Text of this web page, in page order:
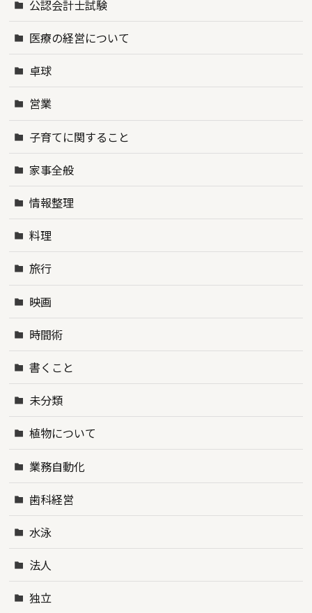
公認会計士試験
医療の経営について
卓球
営業
子育てに関すること
家事全般
情報整理
料理
旅行
映画
時間術
書くこと
未分類
植物について
業務自動化
歯科経営
水泳
法人
独立